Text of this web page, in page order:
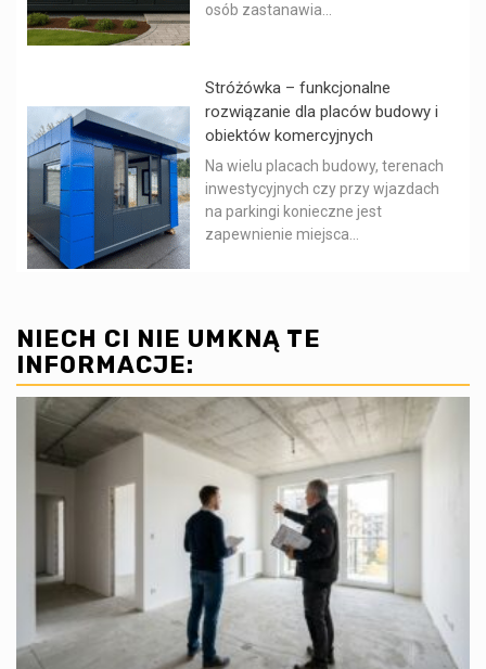
osób zastanawia...
Stróżówka – funkcjonalne
rozwiązanie dla placów budowy i
obiektów komercyjnych
Na wielu placach budowy, terenach
inwestycyjnych czy przy wjazdach
na parkingi konieczne jest
zapewnienie miejsca...
NIECH CI NIE UMKNĄ TE
INFORMACJE: